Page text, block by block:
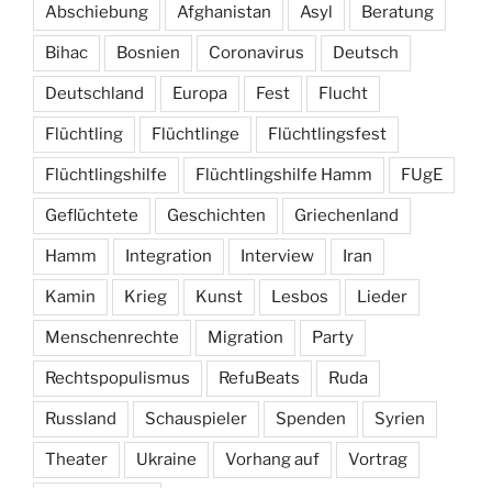
Abschiebung Afghanistan Asyl Beratung
Bihac Bosnien Coronavirus Deutsch
Deutschland Europa Fest Flucht
Flüchtling Flüchtlinge Flüchtlingsfest
Flüchtlingshilfe Flüchtlingshilfe Hamm FUgE
Geflüchtete Geschichten Griechenland
Hamm Integration Interview Iran
Kamin Krieg Kunst Lesbos Lieder
Menschenrechte Migration Party
Rechtspopulismus RefuBeats Ruda
Russland Schauspieler Spenden Syrien
Theater Ukraine Vorhang auf Vortrag